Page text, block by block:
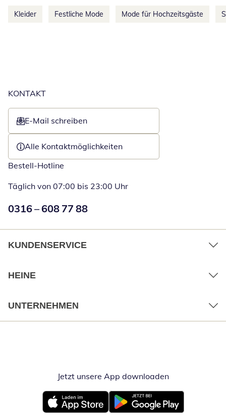
Kleider Festliche Mode Mode für Hochzeitsgäste
KONTAKT
E-Mail schreiben
Öffnet E-Mail-Client
Alle Kontaktmöglichkeiten
Bestell-Hotline
Täglich von 07:00 bis 23:00 Uhr
Numéro de téléphone:
0316 – 608 77 88
KUNDENSERVICE
HEINE
UNTERNEHMEN
Jetzt unsere App downloadenÖffnet in
Öffnet in neuem FensterÖffnet in neuem Fenster